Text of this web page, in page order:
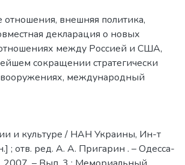
, внешняя политика,
декларация о новых
отношениях между Россией и США,
сокращении стратегически
, международный
и культуре / НАН Украины, Ин-т
; отв. ред. А. А. Пригарин . – Одесса-